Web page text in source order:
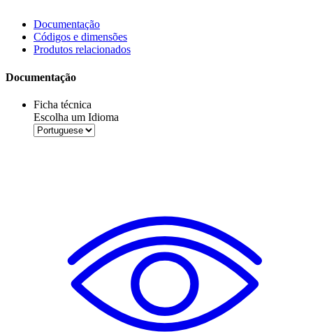
Documentação
Códigos e dimensões
Produtos relacionados
Documentação
Ficha técnica
Escolha um Idioma